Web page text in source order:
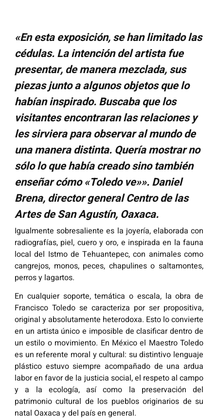
«En esta exposición, se han limitado las
cédulas. La intención del artista fue
presentar, de manera mezclada, sus
piezas junto a algunos objetos que lo
habían inspirado. Buscaba que los
visitantes encontraran las relaciones y
les sirviera para observar al mundo de
una manera distinta. Quería mostrar no
sólo lo que había creado sino también
enseñar cómo «Toledo ve»». Daniel
Brena, director general Centro de las
Artes de San Agustín, Oaxaca.
Igualmente sobresaliente es la joyería, elaborada con
radiografías, piel, cuero y oro, e inspirada en la fauna
local del Istmo de Tehuantepec, con animales como
cangrejos, monos, peces, chapulines o saltamontes,
perros y lagartos.
En cualquier soporte, temática o escala, la obra de
Francisco Toledo se caracteriza por ser propositiva,
original y absolutamente heterodoxa. Esto lo convierte
en un artista único e imposible de clasificar dentro de
un estilo o movimiento. En México el Maestro Toledo
es un referente moral y cultural: su distintivo lenguaje
plástico estuvo siempre acompañado de una ardua
labor en favor de la justicia social, el respeto al campo
y a la ecología, así como la preservación del
patrimonio cultural de los pueblos originarios de su
natal Oaxaca y del país en general.